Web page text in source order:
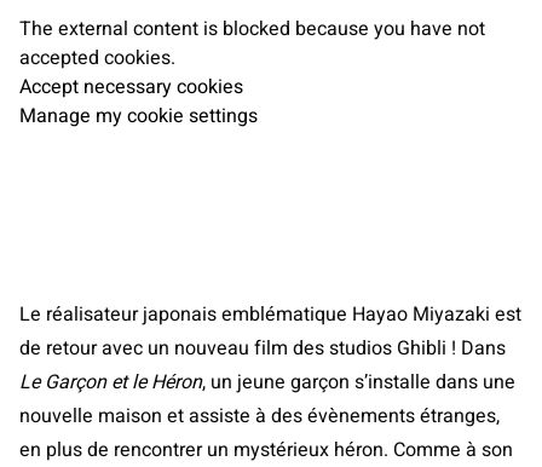
The external content is blocked because you have not
accepted cookies.
Accept necessary cookies
Manage my cookie settings
Le réalisateur japonais emblématique Hayao Miyazaki est
de retour avec un nouveau film des studios Ghibli ! Dans
Le Garçon et le Héron, un jeune garçon s’installe dans une
nouvelle maison et assiste à des évènements étranges,
en plus de rencontrer un mystérieux héron. Comme à son